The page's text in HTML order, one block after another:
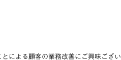
による顧客の業務改善にご興味ござい